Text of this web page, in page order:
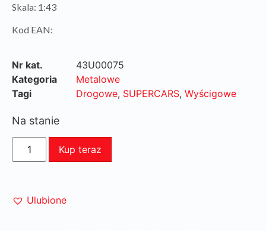
Skala: 1:43
Kod EAN:
Nr kat.
43U00075
Kategoria
Metalowe
Tagi
Drogowe, SUPERCARS, Wyścigowe
Na stanie
Kup teraz
Ulubione